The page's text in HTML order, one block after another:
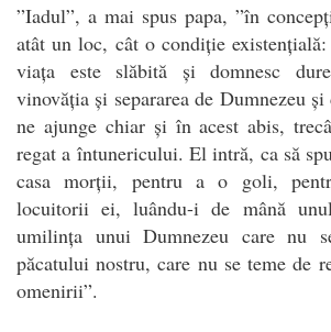
”Iadul”, a mai spus papa, ”în
atât un loc, cât o condiție
viața este slăbită și domnesc
vinovăția și separarea de Dumnezeu
ne ajunge chiar și în acest abis,
regat a întunericului. El intră, ca să
casa morții, pentru a o goli,
locuitorii ei, luându-i de mână
umilința unui Dumnezeu care nu
păcatului nostru, care nu se teme de
omenirii”.